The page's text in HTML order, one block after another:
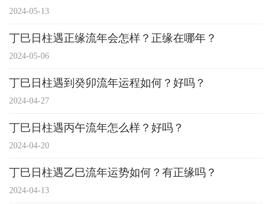
2024-05-13
丁巳日柱遇正缘流年会怎样？正缘在哪年？
2024-05-06
丁巳日柱遇到癸卯流年运程如何？好吗？
2024-04-27
丁巳日柱遇丙午流年怎么样？好吗？
2024-04-20
丁巳日柱遇乙巳流年运势如何？有正缘吗？
2024-04-13